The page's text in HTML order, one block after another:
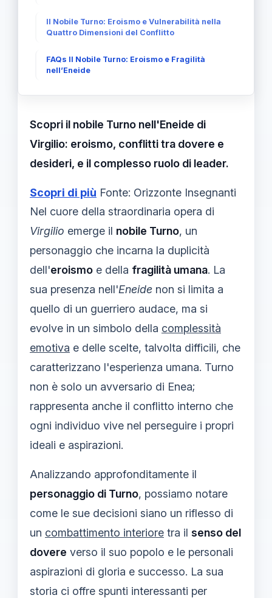
Il Nobile Turno: Eroismo e Vulnerabilità nella
Quattro Dimensioni del Conflitto
FAQs Il Nobile Turno: Eroismo e Fragilità
nell’Eneide
Scopri il nobile Turno nell'Eneide di
Virgilio: eroismo, conflitti tra dovere e
desideri, e il complesso ruolo di leader.
Scopri di più Fonte: Orizzonte Insegnanti
Nel cuore della straordinaria opera di
Virgilio emerge il nobile Turno, un
personaggio che incarna la duplicità
dell'eroismo e della fragilità umana. La
sua presenza nell'Eneide non si limita a
quello di un guerriero audace, ma si
evolve in un simbolo della complessità
emotiva e delle scelte, talvolta difficili, che
caratterizzano l'esperienza umana. Turno
non è solo un avversario di Enea;
rappresenta anche il conflitto interno che
ogni individuo vive nel perseguire i propri
ideali e aspirazioni.
Analizzando approfonditamente il
personaggio di Turno, possiamo notare
come le sue decisioni siano un riflesso di
un combattimento interiore tra il senso del
dovere verso il suo popolo e le personali
aspirazioni di gloria e successo. La sua
storia ci offre spunti interessanti per